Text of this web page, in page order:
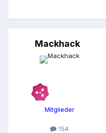
Mackhack
Mitglieder
154